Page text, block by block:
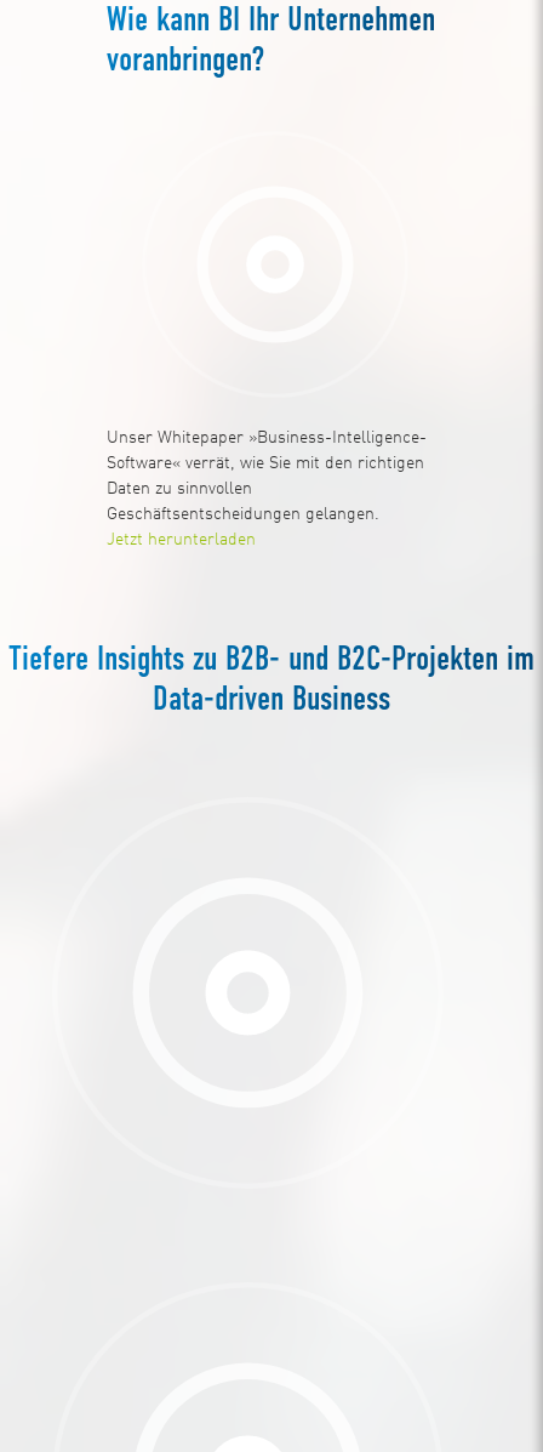
Wie kann BI Ihr Unternehmen
voranbringen?
Unser Whitepaper »Business-Intelligence-
Software« verrät, wie Sie mit den richtigen
Daten zu sinnvollen
Geschäftsentscheidungen gelangen.
Jetzt herunterladen
Tiefere Insights zu B2B- und B2C-Projekten im
Data-driven Business